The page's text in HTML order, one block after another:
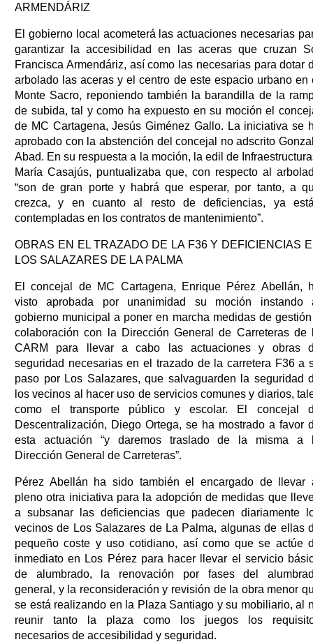
ARMENDÁRIZ
El gobierno local acometerá las actuaciones necesarias
garantizar la accesibilidad en las aceras que cruzan
Francisca Armendáriz, así como las necesarias para dotar
arbolado las aceras y el centro de este espacio urbano en
Monte Sacro, reponiendo también la barandilla de la
de subida, tal y como ha expuesto en su moción el
de MC Cartagena, Jesús Giménez Gallo. La iniciativa se
aprobado con la abstención del concejal no adscrito
Abad. En su respuesta a la moción, la edil de
María Casajús, puntualizaba que, con respecto al
“son de gran porte y habrá que esperar, por tanto, a
crezca, y en cuanto al resto de deficiencias, ya
contempladas en los contratos de mantenimiento”.
OBRAS EN EL TRAZADO DE LA F36 Y DEFICIENCIAS
LOS SALAZARES DE LA PALMA
El concejal de MC Cartagena, Enrique Pérez Abellán,
visto aprobada por unanimidad su moción instando
gobierno municipal a poner en marcha medidas de
colaboración con la Dirección General de Carreteras de
CARM para llevar a cabo las actuaciones y obras
seguridad necesarias en el trazado de la carretera F36 a
paso por Los Salazares, que salvaguarden la seguridad
los vecinos al hacer uso de servicios comunes y diarios,
como el transporte público y escolar. El concejal
Descentralización, Diego Ortega, se ha mostrado a favor
esta actuación “y daremos traslado de la misma a
Dirección General de Carreteras”.
Pérez Abellán ha sido también el encargado de llevar
pleno otra iniciativa para la adopción de medidas que
a subsanar las deficiencias que padecen diariamente
vecinos de Los Salazares de La Palma, algunas de ellas
pequeño coste y uso cotidiano, así como que se actúe
inmediato en Los Pérez para hacer llevar el servicio
de alumbrado, la renovación por fases del
general, y la reconsideración y revisión de la obra menor
se está realizando en la Plaza Santiago y su mobiliario, al
reunir tanto la plaza como los juegos los
necesarios de accesibilidad y seguridad.